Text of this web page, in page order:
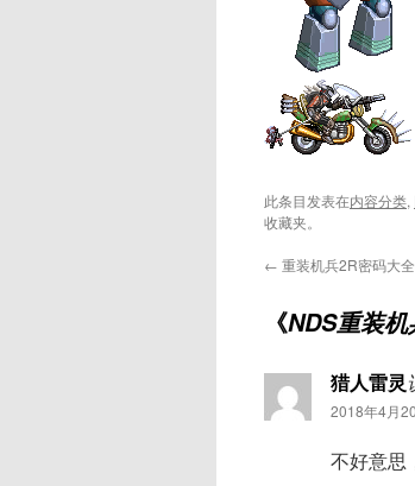
此条目发表在内容分类,
收藏夹。
← 重装机兵2R密码大
《NDS重装
猎人雷灵
2018年4月
不好意思